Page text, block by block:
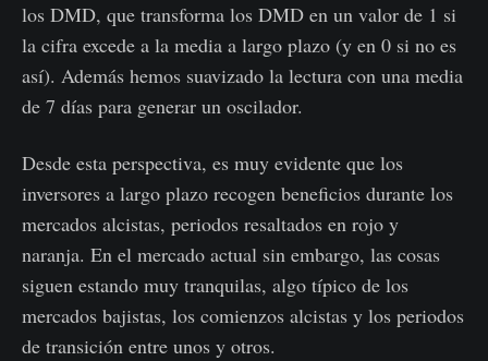
los DMD, que transforma los DMD en un valor de 1 si
la cifra excede a la media a largo plazo (y en 0 si no es
así). Además hemos suavizado la lectura con una media
de 7 días para generar un oscilador.
Desde esta perspectiva, es muy evidente que los
inversores a largo plazo recogen beneficios durante los
mercados alcistas, periodos resaltados en rojo y
naranja. En el mercado actual sin embargo, las cosas
siguen estando muy tranquilas, algo típico de los
mercados bajistas, los comienzos alcistas y los periodos
de transición entre unos y otros.